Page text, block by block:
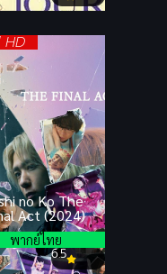
HD
no Ko The
Act (2024)
6.5
พากย์ไทย